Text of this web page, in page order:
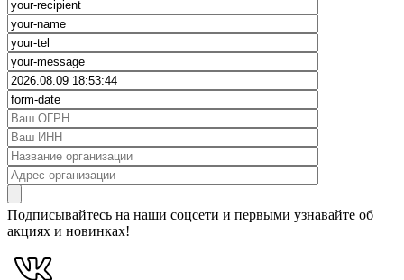
Подписывайтесь на наши соцсети и первыми узнавайте об
акциях и новинках!